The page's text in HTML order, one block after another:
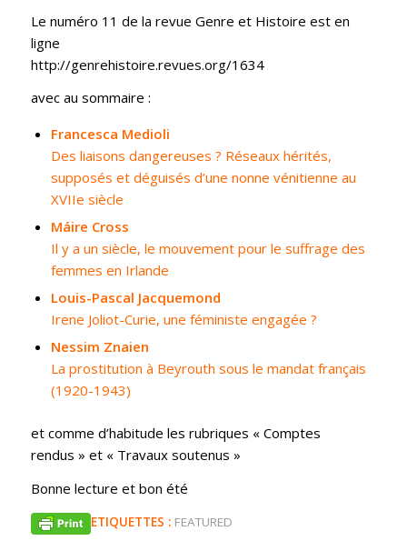
Le numéro 11 de la revue Genre et Histoire est en
ligne
http://genrehistoire.revues.org/1634
avec au sommaire :
Francesca Medioli
Des liaisons dangereuses ? Réseaux hérités,
supposés et déguisés d’une nonne vénitienne au
XVIIe siècle
Máire Cross
Il y a un siècle, le mouvement pour le suffrage des
femmes en Irlande
Louis-Pascal Jacquemond
Irene Joliot-Curie, une féministe engagée ?
Nessim Znaien
La prostitution à Beyrouth sous le mandat français
(1920-1943)
et comme d’habitude les rubriques « Comptes
rendus » et « Travaux soutenus »
Bonne lecture et bon été
ETIQUETTES : FEATURED